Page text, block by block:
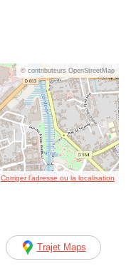
© contributeurs OpenStreetMap
Corriger l’adresse ou la localisation
Trajet Maps